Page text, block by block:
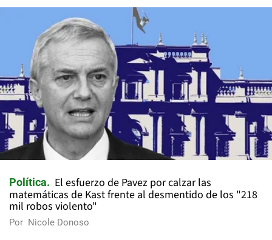
Política
El esfuerzo de Pavez por calzar las
matemáticas de Kast frente al desmentido de los "218
mil robos violento"
Por Nicole Donoso